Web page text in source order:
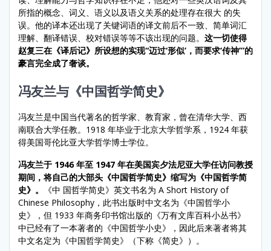
所指的概念、词义、语义以及语义关系的处理存在很大 的失
误。他的译本还出现了关键词语的译文前后不一致、简单词汇
理解、翻译错误、校对错误等等不该出现的问题。 这一切使得
赵复三在《译后记》所设想的实现“迈过‘形似’，而要求‘传神’”的
豪言完全成了奢谈。
冯友兰与《中国哲学简史》
冯友兰是中国当代著名的哲学家、教育家，曾在清华大学、西
南联合大学任教。1918 年毕业于北京大学哲学系，1924 年获
得美国哥伦比亚大学哲学博士学位。
冯友兰于 1946 年至 1947 年在美国宾夕法尼亚大学任访问教授
期间，将自己的大部头《中国哲学简史》缩写为《中国哲学简
史》。
《中 国哲学简史》英文书名为 A Short History of
Chinese Philosophy，此书出版时中文名为《中国哲学小
史》，但 1933 年商务印书馆出版的《万有文库百科小丛书》
中已经有了一本著者的《中国哲学小史》，因此后来著者将其
中文名定为《中国哲学简史》（下称《简史》）。